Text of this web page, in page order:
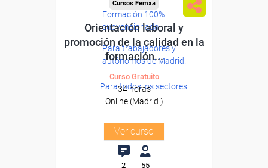
Formación 100%
subvencionada.
Para trabajadores y
autónomos de Madrid.
Para todos los sectores.
Cursos Femxa
Orientación laboral y
promoción de la calidad en la
formación...
Curso Gratuito
34 horas
Online (Madrid )
Ver curso
2 55